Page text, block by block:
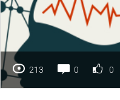
213 0 0